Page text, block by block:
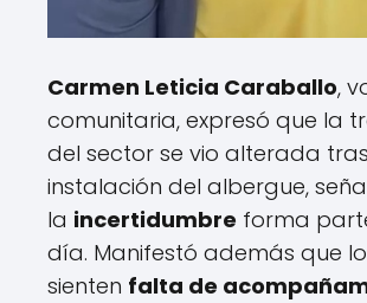
Carmen Leticia Caraballo,
comunitaria, expresó que la
del sector se vio alterada
instalación del albergue,
la incertidumbre forma
día. Manifestó además que
sienten falta de